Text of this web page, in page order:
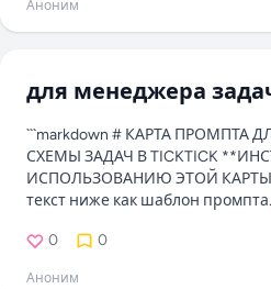
Аноним
для менеджера
```markdown # КАРТА
СХЕМЫ ЗАДАЧ В TICKTICK
ИСПОЛЬЗОВАНИЮ ЭТОЙ
текст ниже как шаблон
0 0
Аноним